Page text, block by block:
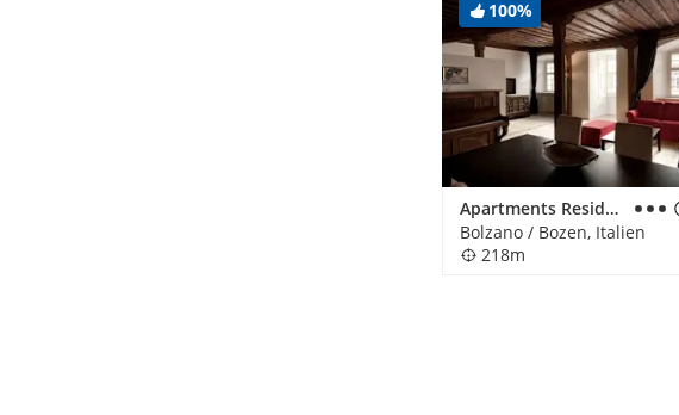
100%
Apartments Residence Fink
Bolzano / Bozen, Italien
218m